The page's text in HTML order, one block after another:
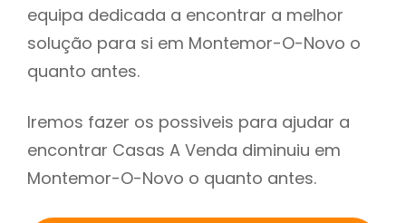
equipa dedicada a encontrar a melhor
solução para si em Montemor-O-Novo o
quanto antes.
Iremos fazer os possiveis para ajudar a
encontrar Casas A Venda diminuiu em
Montemor-O-Novo o quanto antes.